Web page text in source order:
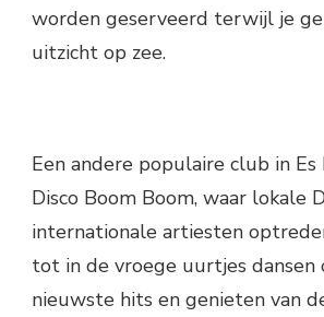
worden geserveerd terwijl je
uitzicht op zee.
Een andere populaire club in Es
Disco Boom Boom, waar lokale
internationale artiesten
tot in de vroege uurtjes dansen
nieuwste hits en genieten van